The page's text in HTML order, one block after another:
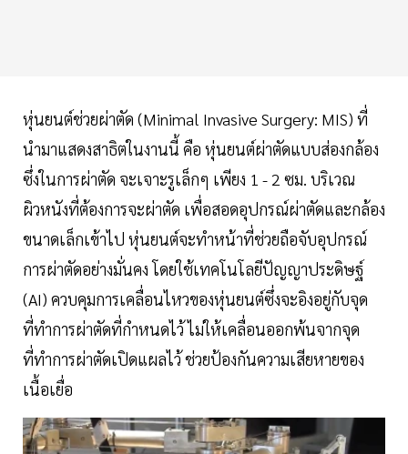
หุ่นยนต์ช่วยผ่าตัด (Minimal Invasive Surgery: MIS) ที่
นำมาแสดงสาธิตในงานนี้ คือ หุ่นยนต์ผ่าตัดแบบส่องกล้อง
ซึ่งในการผ่าตัด จะเจาะรูเล็กๆ เพียง 1 - 2 ซม. บริเวณ
ผิวหนังที่ต้องการจะผ่าตัด เพื่อสอดอุปกรณ์ผ่าตัดและกล้อง
ขนาดเล็กเข้าไป หุ่นยนต์จะทำหน้าที่ช่วยถือจับอุปกรณ์
การผ่าตัดอย่างมั่นคง โดยใช้เทคโนโลยีปัญญาประดิษฐ์
(AI) ควบคุมการเคลื่อนไหวของหุ่นยนต์ซึ่งจะอิงอยู่กับจุด
ที่ทำการผ่าตัดที่กำหนดไว้ ไม่ให้เคลื่อนออกพ้นจากจุด
ที่ทำการผ่าตัดเปิดแผลไว้ ช่วยป้องกันความเสียหายของ
เนื้อเยื่อ